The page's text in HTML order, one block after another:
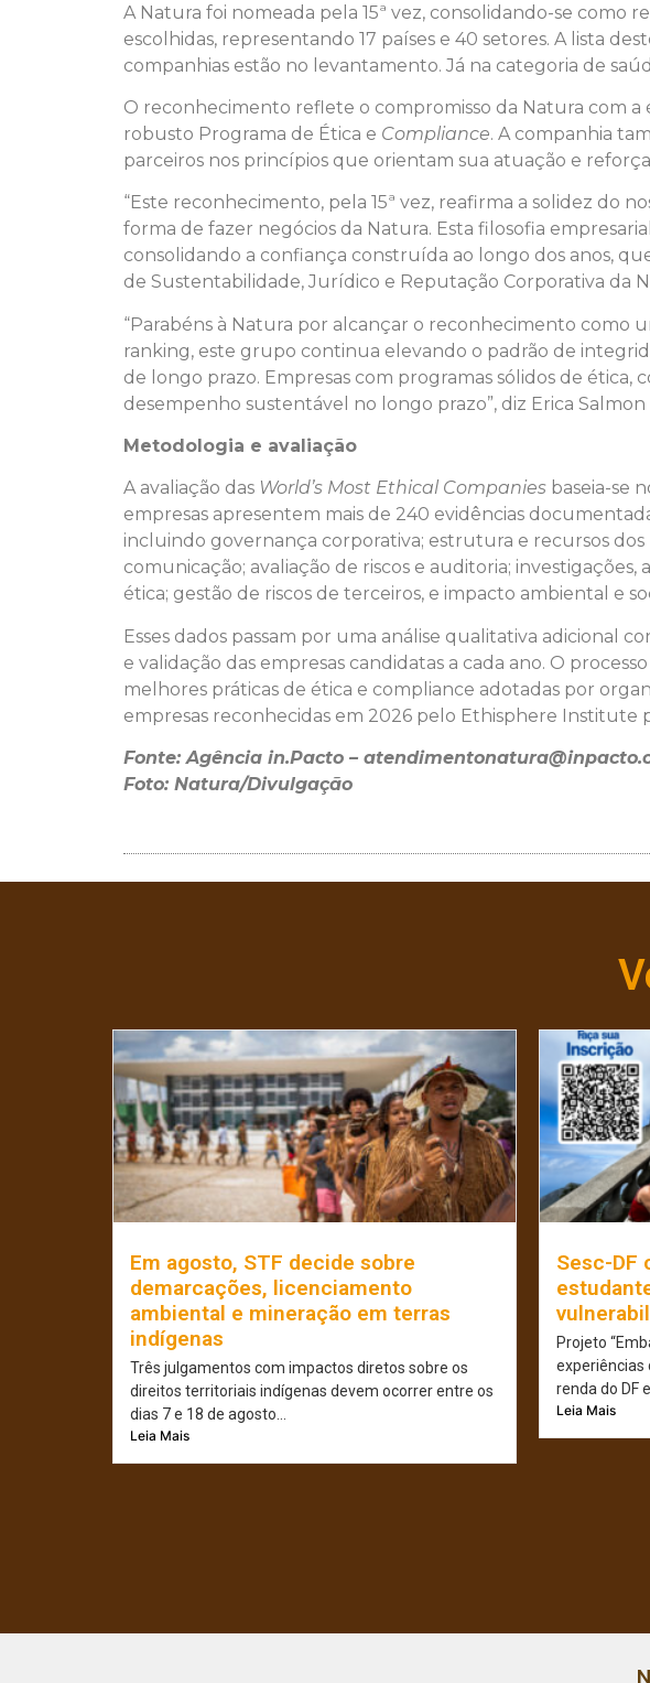
A Natura foi nomeada pela 15ª vez, consolidando-se como
escolhidas, representando 17 países e 40 setores. A lista
companhias estão no levantamento. Já na categoria de
O reconhecimento reflete o compromisso da Natura com
robusto Programa de Ética e Compliance. A companhia
parceiros nos princípios que orientam sua atuação e
“Este reconhecimento, pela 15ª vez, reafirma a solidez do
forma de fazer negócios da Natura. Esta filosofia
consolidando a confiança construída ao longo dos anos,
de Sustentabilidade, Jurídico e Reputação Corporativa da
“Parabéns à Natura por alcançar o reconhecimento como
ranking, este grupo continua elevando o padrão de
de longo prazo. Empresas com programas sólidos de
desempenho sustentável no longo prazo”, diz Erica
Metodologia e avaliação
A avaliação das World’s Most Ethical Companies baseia-se
empresas apresentem mais de 240 evidências
incluindo governança corporativa; estrutura e recursos
comunicação; avaliação de riscos e auditoria;
ética; gestão de riscos de terceiros, e impacto ambiental e
Esses dados passam por uma análise qualitativa adicional
e validação das empresas candidatas a cada ano. O
melhores práticas de ética e compliance adotadas por
empresas reconhecidas em 2026 pelo Ethisphere Institute
Fonte: Agência in.Pacto –
Foto: Natura/Divulgação
Em agosto, STF decide sobre
demarcações, licenciamento
ambiental e mineração em terras
indígenas
Três julgamentos com impactos diretos sobre os
direitos territoriais indígenas devem ocorrer entre os
dias 7 e 18 de agosto...
Leia Mais
Sesc-DF
Projeto
experiências
renda do DF
Leia Mais